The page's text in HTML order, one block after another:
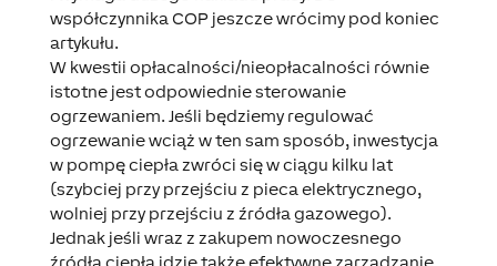
współczynnika COP jeszcze wrócimy pod koniec
artykułu.
W kwestii opłacalności/nieopłacalności równie
istotne jest odpowiednie sterowanie
ogrzewaniem. Jeśli będziemy regulować
ogrzewanie wciąż w ten sam sposób, inwestycja
w pompę ciepła zwróci się w ciągu kilku lat
(szybciej przy przejściu z pieca elektrycznego,
wolniej przy przejściu z źródła gazowego).
Jednak jeśli wraz z zakupem nowoczesnego
źródła ciepła idzie także efektywne zarządzanie